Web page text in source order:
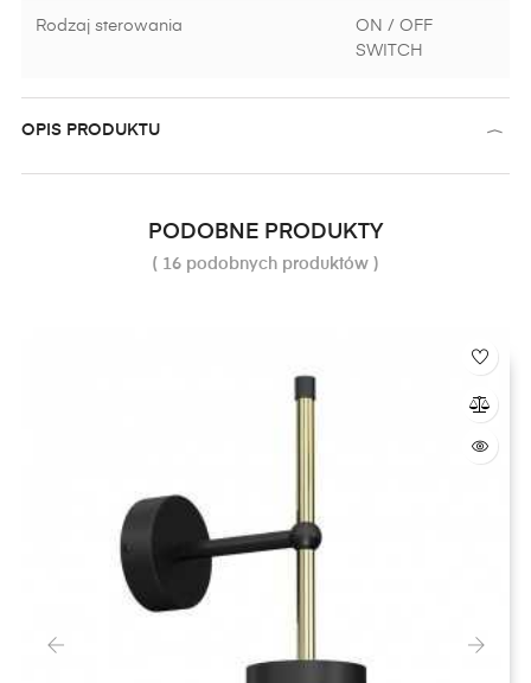
Rodzaj sterowania
ON / OFF
SWITCH
OPIS PRODUKTU
PODOBNE PRODUKTY
( 16 podobnych produktów )